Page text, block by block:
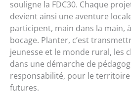
souligne la FDC30. Chaque
devient ainsi une aventure
participent, main dans la main,
bocage. Planter, c’est
jeunesse et le monde rural, les
dans une démarche de
responsabilité, pour le
futures.